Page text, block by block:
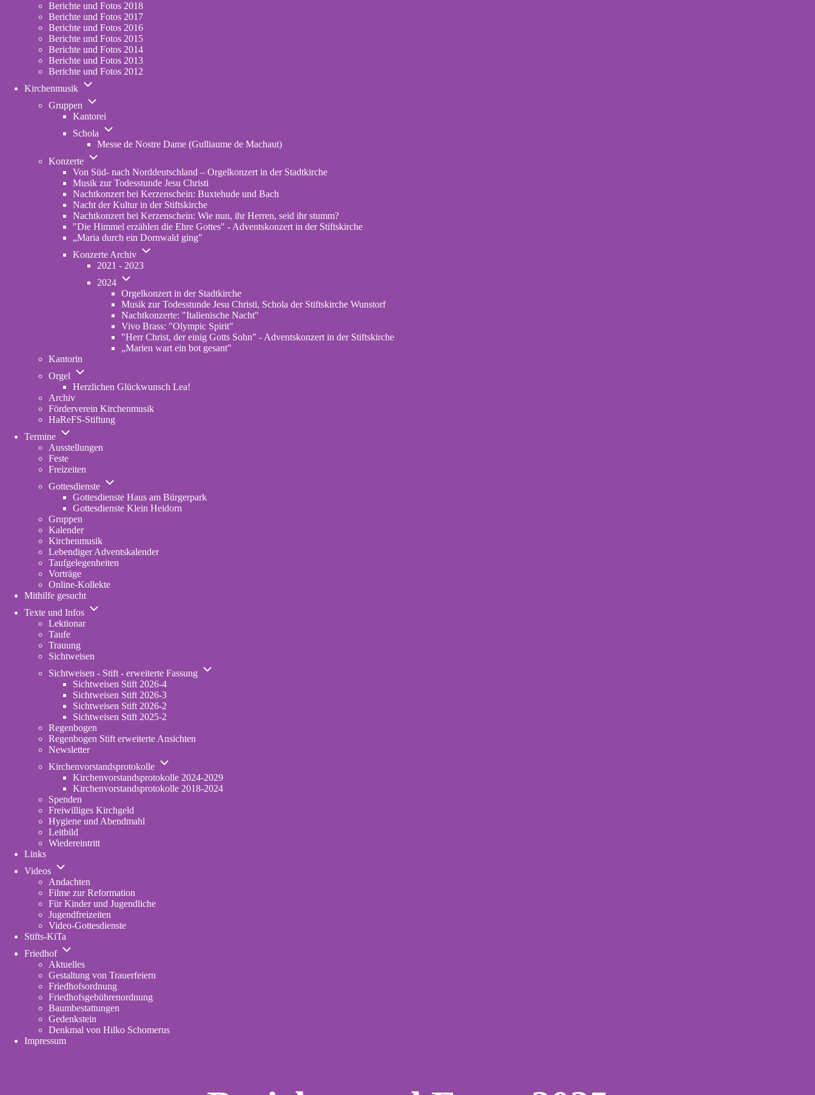
Berichte und Fotos 2018
Berichte und Fotos 2017
Berichte und Fotos 2016
Berichte und Fotos 2015
Berichte und Fotos 2014
Berichte und Fotos 2013
Berichte und Fotos 2012
Kirchenmusik
Unternavigation
Kirchenmusik
Gruppen
Unternavigation
Gruppen
Kantorei
Schola
Unternavigation
Schola
Messe de Nostre Dame (Gulliaume de Machaut)
Konzerte
Unternavigation
Konzerte
Von Süd- nach Norddeutschland – Orgelkonzert in der Stadtkirche
Musik zur Todesstunde Jesu Christi
Nachtkonzert bei Kerzenschein: Buxtehude und Bach
Nacht der Kultur in der Stiftskirche
Nachtkonzert bei Kerzenschein: Wie nun, ihr Herren, seid ihr stumm?
"Die Himmel erzählen die Ehre Gottes" - Adventskonzert in der Stiftskirche
„Maria durch ein Dornwald ging"
Konzerte Archiv
Unternavigation
Konzerte
2021 - 2023
2024
Unternavigation
2024
Orgelkonzert in der Stadtkirche
Musik zur Todesstunde Jesu Christi, Schola der Stiftskirche Wunstorf
Nachtkonzerte: "Italienische Nacht"
Vivo Brass: "Olympic Spirit"
"Herr Christ, der einig Gotts Sohn" - Adventskonzert in der Stiftskirche
„Marien wart ein bot gesant"
Kantorin
Orgel
Unternavigation
Orgel
Herzlichen Glückwunsch Lea!
Archiv
Förderverein Kirchenmusik
HaReFS-Stiftung
Termine
Unternavigation
Termine
Ausstellungen
Feste
Freizeiten
Gottesdienste
Unternavigation
Gottesdienste
Gottesdienste Haus am Bürgerpark
Gottesdienste Klein Heidorn
Gruppen
Kalender
Kirchenmusik
Lebendiger Adventskalender
Taufgelegenheiten
Vorträge
Online-Kollekte
Mithilfe gesucht
Texte und Infos
Unternavigation
Lektionar
Taufe
Trauung
Sichtweisen
Sichtweisen - Stift - erweiterte Fassung
Unternavigation
Sichtweisen Stift 2026-4
Sichtweisen Stift 2026-3
Sichtweisen Stift 2026-2
Sichtweisen Stift 2025-2
Regenbogen
Regenbogen Stift erweiterte Ansichten
Newsletter
Kirchenvorstandsprotokolle
Unternavigation
Kirchenvorstandsprotokolle
Kirchenvorstandsprotokolle 2024-2029
Kirchenvorstandsprotokolle 2018-2024
Spenden
Freiwilliges Kirchgeld
Hygiene und Abendmahl
Leitbild
Wiedereintritt
Links
Videos
Unternavigation
Videos
Andachten
Filme zur Reformation
Für Kinder und Jugendliche
Jugendfreizeiten
Video-Gottesdienste
Stifts-KiTa
in
tab)
Friedhof
Unternavigation
Friedhof
Aktuelles
Gestaltung von Trauerfeiern
Friedhofsordnung
Friedhofsgebührenordnung
tab)
Baumbestattungen
Gedenkstein
Denkmal von Hilko Schomerus
Impressum